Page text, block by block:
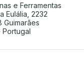
e Ferramentas
Eulália, 2232
Portugal